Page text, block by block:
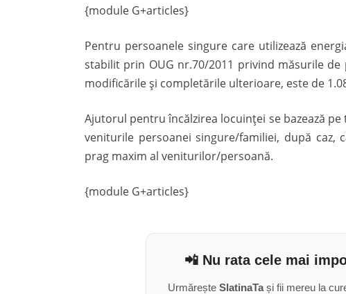
{module G+articles}
Pentru persoanele singure care utilizează
stabilit prin OUG nr.70/2011 privind măsurile
modificările şi completările ulterioare, este de
Ajutorul pentru încălzirea locuinţei se bazează
veniturile persoanei singure/familiei, după
prag maxim al veniturilor/persoană.
{module G+articles}
📲 Nu rata cele mai
Urmărește SlatinaTași fii mereu la